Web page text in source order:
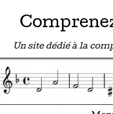
Un site dédié à la